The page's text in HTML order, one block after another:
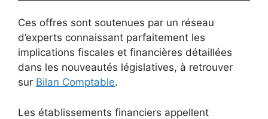
Ces offres sont soutenues par un réseau
d’experts connaissant parfaitement les
implications fiscales et financières détaillées
dans les nouveautés législatives, à retrouver
sur Bilan Comptable.
Les établissements financiers appellent